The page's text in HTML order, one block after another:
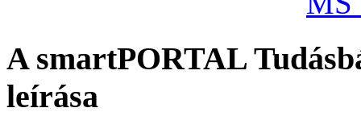
A smartPORTAL
leírása